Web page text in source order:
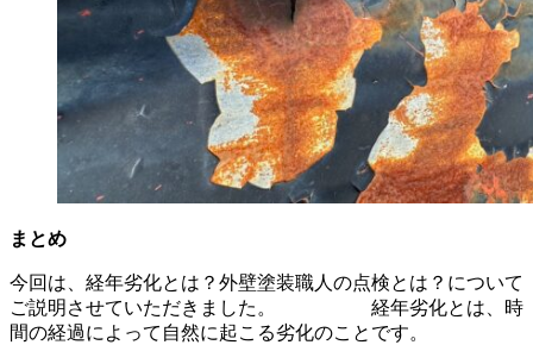
まとめ
今回は、経年劣化とは？外壁塗装職人の点検とは？について
ご説明させていただきました。 経年劣化とは、時
間の経過によって自然に起こる劣化のことです。